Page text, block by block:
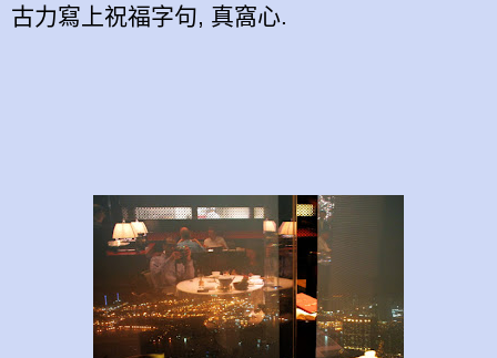
古力寫上祝福字句, 真窩心.